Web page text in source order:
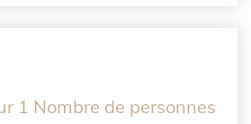
1 Nombre de personnes